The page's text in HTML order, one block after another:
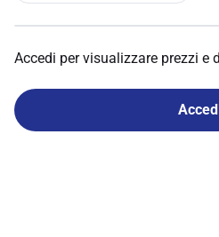
Accedi per visualizzare prezzi e